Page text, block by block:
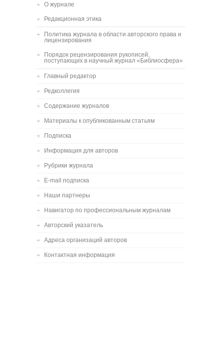
О журнале
Редакционная этика
Политика журнала в области авторского права и
лицензирования
Порядок рецензирования рукописей,
поступающих в научный журнал «Библиосфера»
Главный редактор
Редколлегия
Содержание журналов
Материалы к опубликованным статьям
Подписка
Информация для авторов
Рубрики журнала
E-mail подписка
Наши партнеры
Навигатор по профессиональным журналам
Авторский указатель
Адреса организаций авторов
Контактная информация